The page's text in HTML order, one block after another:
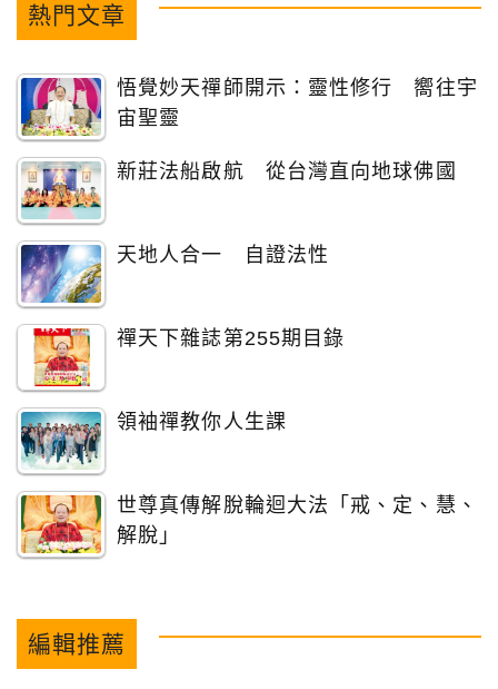
熱門文章
悟覺妙天禪師開示：靈性修行 嚮往宇
宙聖靈
新莊法船啟航 從台灣直向地球佛國
天地人合一 自證法性
禪天下雜誌第255期目錄
領袖禪教你人生課
世尊真傳解脫輪迴大法「戒、定、慧、
解脫」
編輯推薦